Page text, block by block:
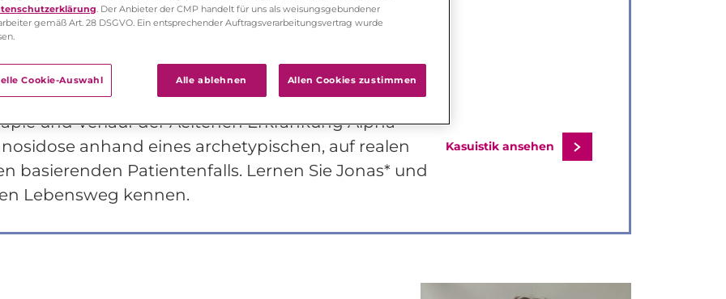
40 Jahre
erwartet Sie eine spannendeKasuistik zu Diagnostik,
und Verlauf der Aeltenen Erkrankung Alpha-
anhand eines archetypischen, auf realen
basierenden Patientenfalls. Lernen Sie Jonas* und
Lebensweg kennen.
Kasuistik ansehen
. Der Anbieter der CMP handelt für uns als weisungsgebundener
gemäß Art. 28 DSGVO. Ein entsprechender Auftragsverarbeitungsvertrag wurde
Alle ablehnen Allen Cookies zustimmen
Cookie-Auswahl